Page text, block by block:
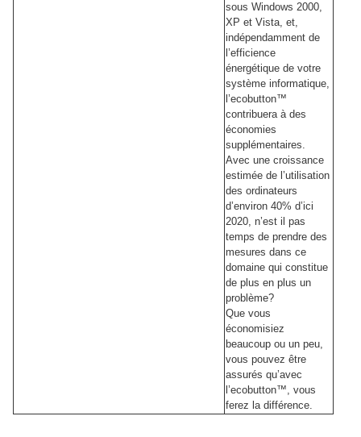
sous Windows 2000,
XP et Vista, et,
indépendamment de
l’efficience
énergétique de votre
système informatique,
l’ecobutton™
contribuera à des
économies
supplémentaires.
Avec une croissance
estimée de l’utilisation
des ordinateurs
d’environ 40% d’ici
2020, n’est il pas
temps de prendre des
mesures dans ce
domaine qui constitue
de plus en plus un
problème?
Que vous
économisiez
beaucoup ou un peu,
vous pouvez être
assurés qu’avec
l’ecobutton™, vous
ferez la différence.